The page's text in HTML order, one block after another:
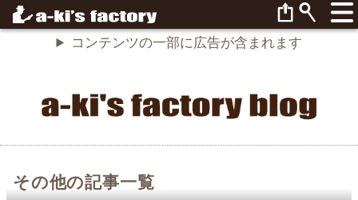
その他の記事一覧
コンテンツの一部に広告が含まれます